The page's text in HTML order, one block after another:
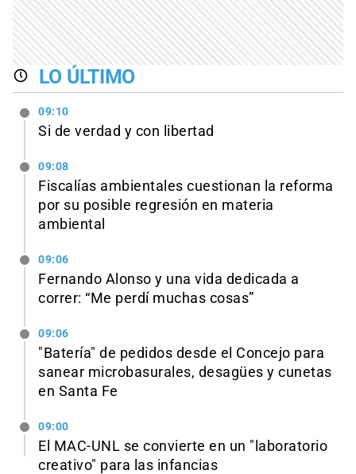
LO ÚLTIMO
09:10
Si de verdad y con libertad
09:08
Fiscalías ambientales cuestionan la reforma
por su posible regresión en materia
ambiental
09:06
Fernando Alonso y una vida dedicada a
correr: “Me perdí muchas cosas”
09:06
"Batería" de pedidos desde el Concejo para
sanear microbasurales, desagües y cunetas
en Santa Fe
09:00
El MAC-UNL se convierte en un "laboratorio
creativo" para las infancias